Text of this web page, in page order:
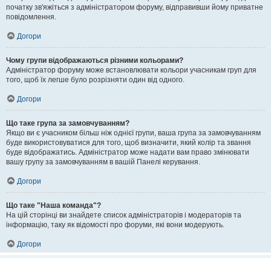
початку зв'яжіться з адміністратором форуму, відправивши йому приватне
повідомлення.
Догори
Чому групи відображаються різними кольорами?
Адміністратор форуму може встановлювати кольори учасникам груп для
того, щоб їх легше було розрізняти один від одного.
Догори
Що таке група за замовчуванням?
Якщо ви є учасником більш ніж однієї групи, ваша група за замовчуванням
буде використовуватися для того, щоб визначити, який колір та звання
буде відображатись. Адміністратор може надати вам право змінювати
вашу групу за замовчуванням в вашій Панелі керування.
Догори
Що таке "Наша команда"?
На цій сторінці ви знайдете список адміністраторів і модераторів та
інформацію, таку як відомості про форуми, які вони модерують.
Догори